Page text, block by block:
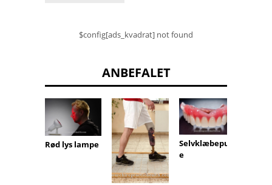
$config[ads_kvadrat] not found
ANBEFALET
Rød lys lampe
Selvklæbepud
e